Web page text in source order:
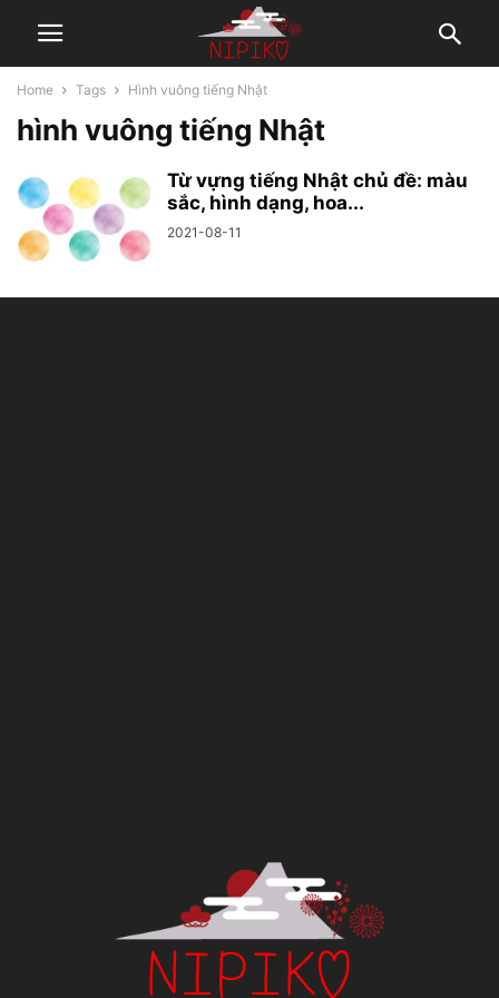
Home Tags Hình vuông tiếng Nhật
hình vuông tiếng Nhật
Từ vựng tiếng Nhật chủ đề: màu
sắc, hình dạng, hoa...
2021-08-11